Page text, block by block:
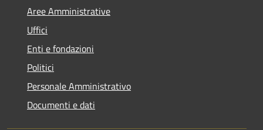
Aree Amministrative
Uffici
Enti e fondazioni
Politici
Personale Amministrativo
Documenti e dati